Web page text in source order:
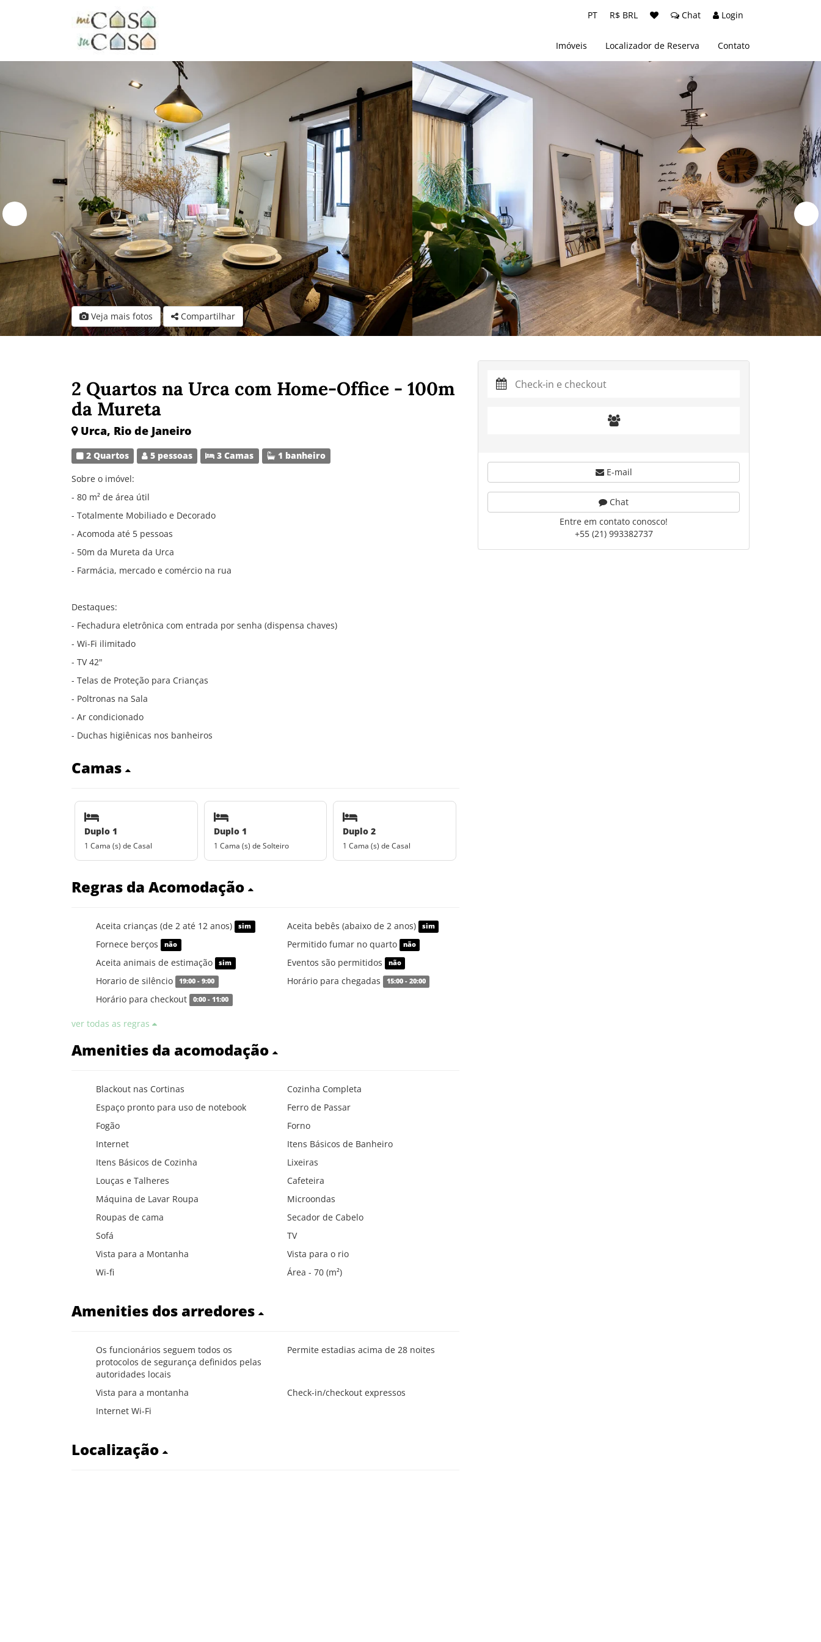
PT R$ BRL Chat Login
Imóveis Localizador de Reserva Contato
Veja mais fotos Compartilhar
2 Quartos na Urca com Home-Office - 100m
da Mureta
Urca, Rio de Janeiro
2 Quartos 5 pessoas 3 Camas 1 banheiro
Sobre o imóvel:
- 80 m² de área útil
- Totalmente Mobiliado e Decorado
- Acomoda até 5 pessoas
- 50m da Mureta da Urca
- Farmácia, mercado e comércio na rua
Destaques:
- Fechadura eletrônica com entrada por senha (dispensa chaves)
- Wi-Fi ilimitado
- TV 42"
- Telas de Proteção para Crianças
- Poltronas na Sala
- Ar condicionado
- Duchas higiênicas nos banheiros
Camas
Duplo 1
1 Cama (s) de Casal
Duplo 1
1 Cama (s) de Solteiro
Duplo 2
1 Cama (s) de Casal
Regras da Acomodação
Aceita crianças (de 2 até 12 anos) sim Aceita bebês (abaixo de 2 anos) sim
Fornece berços não Permitido fumar no quarto não
Aceita animais de estimação sim Eventos são permitidos não
Horario de silêncio 19:00 - 9:00 Horário para chegadas 15:00 - 20:00
Horário para checkout 0:00 - 11:00
ver todas as regras
Amenities da acomodação
Blackout nas Cortinas
Cozinha Completa
Espaço pronto para uso de notebook
Ferro de Passar
Fogão
Forno
Internet
Itens Básicos de Banheiro
Itens Básicos de Cozinha
Lixeiras
Louças e Talheres
Cafeteira
Máquina de Lavar Roupa
Microondas
Roupas de cama
Secador de Cabelo
Sofá
TV
Vista para a Montanha
Vista para o rio
Wi-fi
Área - 70 (m²)
Amenities dos arredores
Os funcionários seguem todos os
protocolos de segurança definidos pelas
autoridades locais
Permite estadias acima de 28 noites
Vista para a montanha
Check-in/checkout expressos
Internet Wi-Fi
Localização
E-mail
Chat
Entre em contato conosco!
+55 (21) 993382737